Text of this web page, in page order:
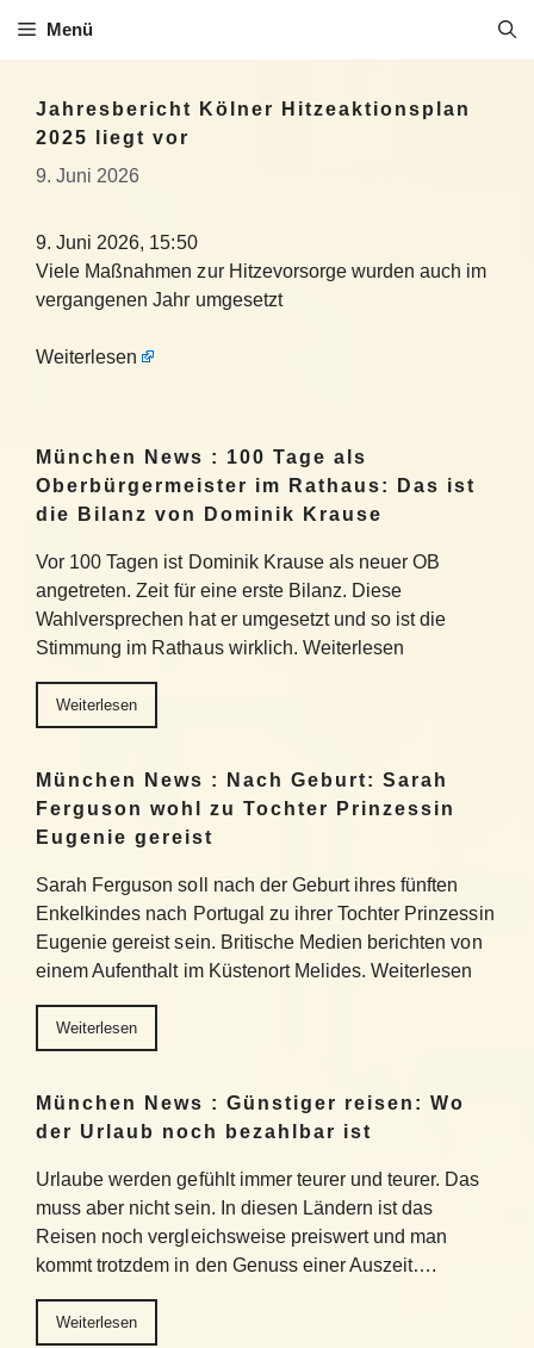
Inhalt
Menü
Jahresbericht Kölner Hitzeaktionsplan
2025 liegt vor
9. Juni 2026
9. Juni 2026, 15:50
Viele Maßnahmen zur Hitzevorsorge wurden auch im
vergangenen Jahr umgesetzt
Weiterlesen
München News : 100 Tage als
Oberbürgermeister im Rathaus: Das ist
die Bilanz von Dominik Krause
Vor 100 Tagen ist Dominik Krause als neuer OB
angetreten. Zeit für eine erste Bilanz. Diese
Wahlversprechen hat er umgesetzt und so ist die
Stimmung im Rathaus wirklich. Weiterlesen
Weiterlesen
München News : Nach Geburt: Sarah
Ferguson wohl zu Tochter Prinzessin
Eugenie gereist
Sarah Ferguson soll nach der Geburt ihres fünften
Enkelkindes nach Portugal zu ihrer Tochter Prinzessin
Eugenie gereist sein. Britische Medien berichten von
einem Aufenthalt im Küstenort Melides. Weiterlesen
Weiterlesen
München News : Günstiger reisen: Wo
der Urlaub noch bezahlbar ist
Urlaube werden gefühlt immer teurer und teurer. Das
muss aber nicht sein. In diesen Ländern ist das
Reisen noch vergleichsweise preiswert und man
kommt trotzdem in den Genuss einer Auszeit….
Weiterlesen